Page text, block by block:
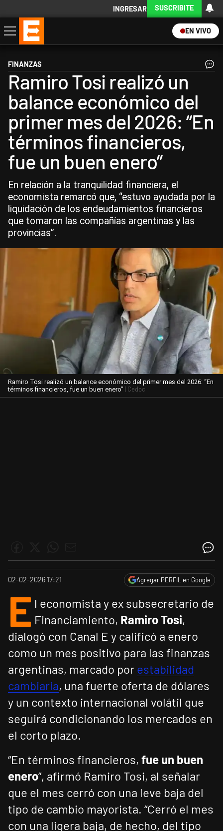
INGRESAR SUSCRIBITE
EN VIVO
Economía
Política
Internacional
Actualidad
Descargá la App
FINANZAS
Ramiro Tosi realizó un
balance económico del
primer mes del 2026: “En
términos financieros,
fue un buen enero”
En relación a la tranquilidad financiera, el
economista remarcó que, “estuvo ayudada por la
liquidación de los endeudamientos financieros
que tomaron las compañías argentinas y las
provincias”.
Ramiro Tosi realizó un balance económico del primer mes del 2026: “En
términos financieros, fue un buen enero” | Cedoc
02-02-2026 17:21 Agregar PERFIL en Google
E l economista y ex subsecretario de
Financiamiento, Ramiro Tosi,
dialogó con Canal E y calificó a enero
como un mes positivo para las finanzas
argentinas, marcado por estabilidad
cambiaria, una fuerte oferta de dólares
y un contexto internacional volátil que
seguirá condicionando los mercados en
el corto plazo.
“En términos financieros, fue un buen
enero”, afirmó Ramiro Tosi, al señalar
que el mes cerró con una leve baja del
tipo de cambio mayorista. “Cerró el mes
con una ligera baja, de hecho, del tipo